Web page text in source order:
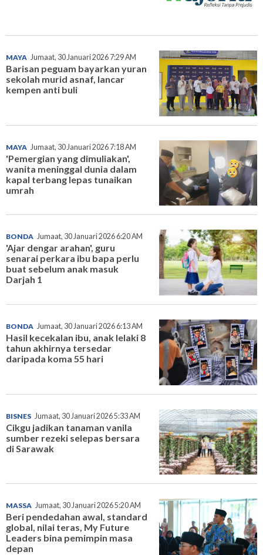
MAYA Jumaat, 30 Januari 2026 7:29 AM
Barisan peguam bayarkan yuran
sekolah murid asnaf, lancar
kempen anti buli
MAYA Jumaat, 30 Januari 2026 7:18 AM
'Pemergian yang dimuliakan',
wanita meninggal dunia dalam
kapal terbang lepas tunaikan
umrah
BONDA Jumaat, 30 Januari 2026 6:20 AM
'Ajar dengar arahan', guru
senarai perkara ibu bapa perlu
buat sebelum anak masuk
Darjah 1
BONDA Jumaat, 30 Januari 2026 6:13 AM
Hasil kecekalan ibu, anak lelaki 8
tahun akhirnya tersedar
daripada koma 55 hari
BISNES Jumaat, 30 Januari 2026 5:33 AM
Cikgu jadikan tanaman vanila
sumber rezeki selepas bersara
di Sarawak
MASSA Jumaat, 30 Januari 2026 5:20 AM
Beri pendedahan awal, standard
global, nilai teras, My Future
Leaders bina pemimpin masa
depan